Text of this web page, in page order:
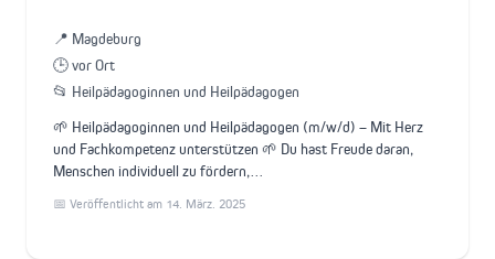
📍 Magdeburg
🕒 vor Ort
📂 Heilpädagoginnen und Heilpädagogen
🌱 Heilpädagoginnen und Heilpädagogen (m/w/d) – Mit Herz
und Fachkompetenz unterstützen 🌱 Du hast Freude daran,
Menschen individuell zu fördern,…
📅 Veröffentlicht am 14. März. 2025